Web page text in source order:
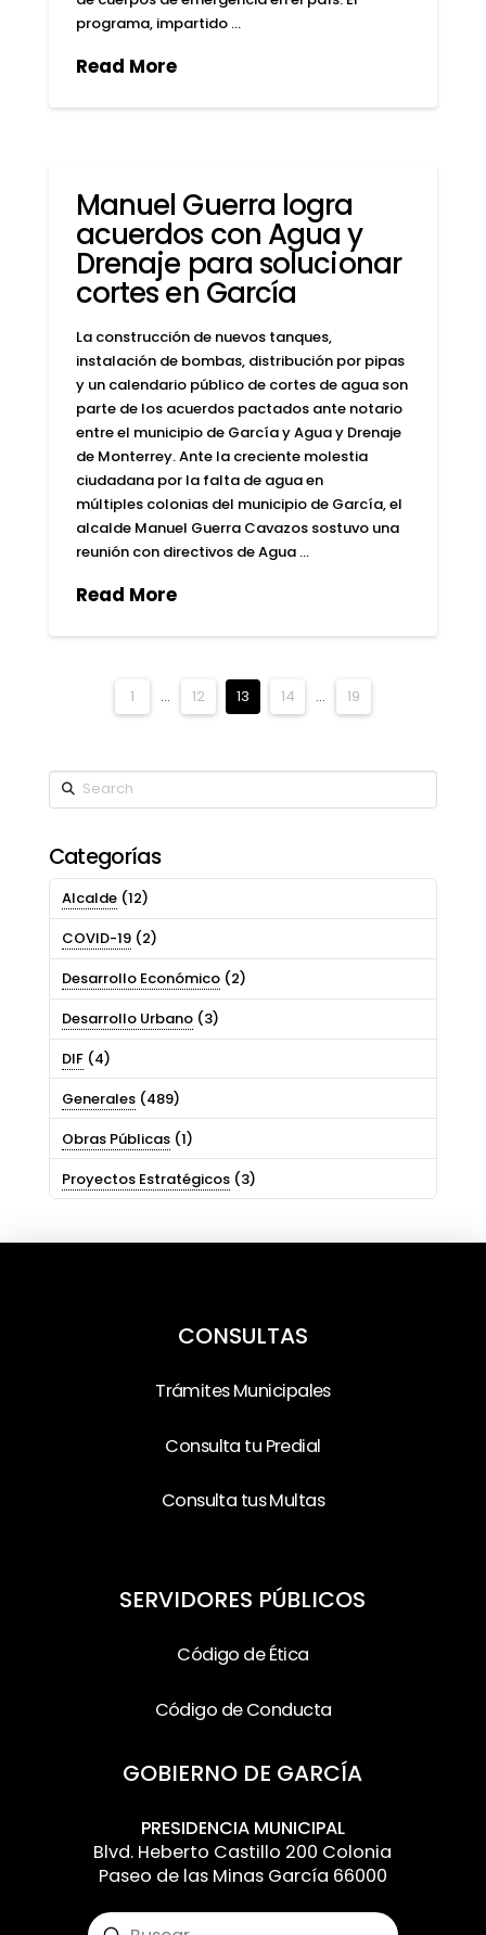
programa, impartido …
Read More
Manuel Guerra logra
acuerdos con Agua y
Drenaje para solucionar
cortes en García
La construcción de nuevos tanques,
instalación de bombas, distribución por pipas
y un calendario público de cortes de agua son
parte de los acuerdos pactados ante notario
entre el municipio de García y Agua y Drenaje
de Monterrey. Ante la creciente molestia
ciudadana por la falta de agua en
múltiples colonias del municipio de García, el
alcalde Manuel Guerra Cavazos sostuvo una
reunión con directivos de Agua …
Read More
1 ... 12 13 14 ... 19
Search
Categorías
Alcalde(12)
COVID-19(2)
Desarrollo Económico(2)
Desarrollo Urbano(3)
DIF(4)
Generales(489)
Obras Públicas(1)
Proyectos Estratégicos(3)
CONSULTAS
Trámites Municipales
Consulta tu Predial
Consulta tus Multas
SERVIDORES PÚBLICOS
Código de Ética
Código de Conducta
GOBIERNO DE GARCÍA
PRESIDENCIA MUNICIPAL
Blvd. Heberto Castillo 200 Colonia
Paseo de las Minas García 66000